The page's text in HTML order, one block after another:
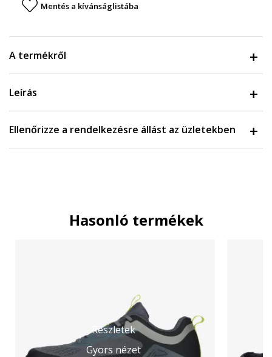
Mentés a kívánságlistába
A termékről
Leírás
Ellenőrizze a rendelkezésre állást az üzletekben
Hasonló termékek
Részletek
Gyors nézet